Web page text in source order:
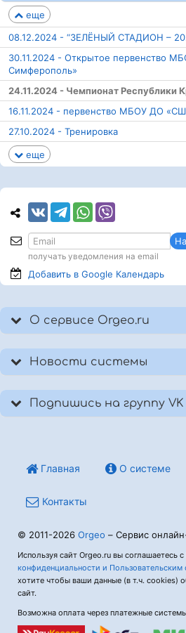
еще
08.12.2024 - “ЗЕЛЁНЫЙ СТАДИОН –
30.11.2024 - Открытое первенство
Симферополь»
24.11.2024 - Чемпионат Республики
16.11.2024 - первенство МБОУ ДО
27.10.2024 - Тренировка
еще
получать уведомления на email
Добавить в Google Календарь
О сервисе Orgeo.ru
Новости системы
Подпишись на группу VK
Главная О системе
Контакты
© 2011-2026 Orgeo – Сервис
Используя сайт Orgeo.ru вы соглашаетесь с
конфиденциальности и Пользовательским
хотите чтобы ваши данные (в т.ч. cookies)
сайт.
Возможна оплата через платежные